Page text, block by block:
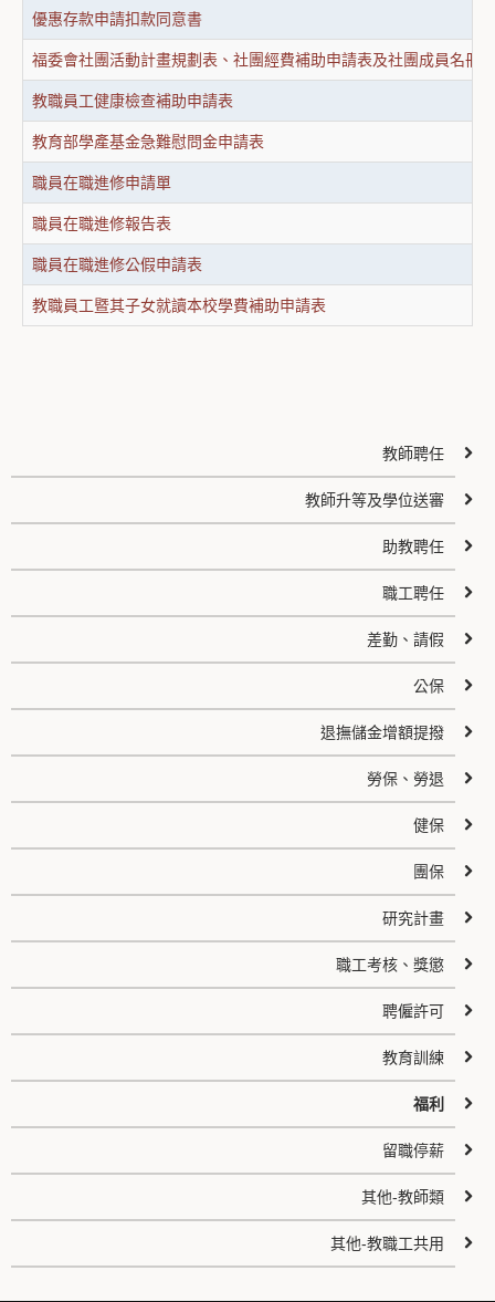
優惠存款申請扣款同意書
福委會社團活動計畫規劃表、社團經費補助申請表及社團成員名冊
教職員工健康檢查補助申請表
教育部學產基金急難慰問金申請表
職員在職進修申請單
職員在職進修報告表
職員在職進修公假申請表
教職員工暨其子女就讀本校學費補助申請表
教師聘任
教師升等及學位送審
助教聘任
職工聘任
差勤、請假
公保
退撫儲金增額提撥
勞保、勞退
健保
團保
研究計畫
職工考核、獎懲
聘僱許可
教育訓練
福利
留職停薪
其他-教師類
其他-教職工共用